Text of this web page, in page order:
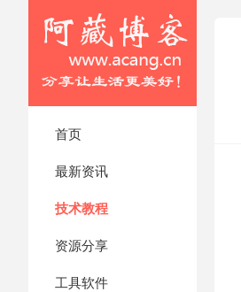
首页
最新资讯
技术教程
资源分享
工具软件